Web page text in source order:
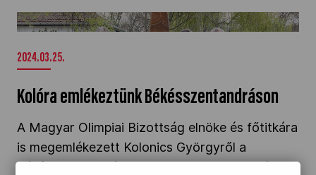
Kolóra emlékeztünk Békésszentandráson" />
2024.03.25.
Kolóra emlékeztünk Békésszentandráson
A Magyar Olimpiai Bizottság elnöke és főtitkára
is megemlékezett Kolonics Györgyről a
békésszentandrási kajak-kenu klub területén